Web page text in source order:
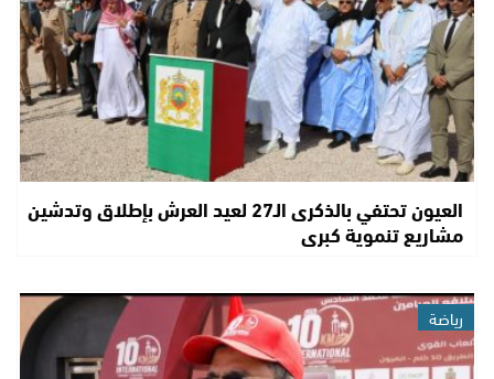
العيون تحتفي بالذكرى الـ27 لعيد العرش بإطلاق وتدشين
مشاريع تنموية كبرى
رياضة